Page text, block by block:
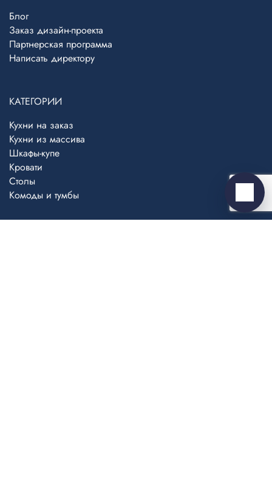
Блог
Заказ дизайн-проекта
Партнерская программа
Написать директору
КАТЕГОРИИ
Кухни на заказ
Кухни из массива
Шкафы-купе
Кровати
Столы
Комоды и тумбы